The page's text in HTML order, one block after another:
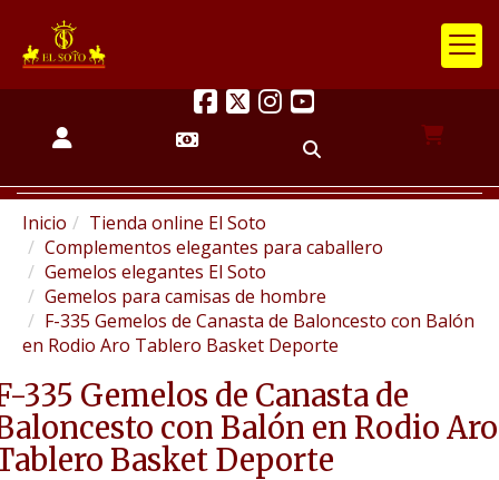
Inicio
Tienda online El Soto
Complementos elegantes para caballero
Gemelos elegantes El Soto
Gemelos para camisas de hombre
F-335 Gemelos de Canasta de Baloncesto con Balón
en Rodio Aro Tablero Basket Deporte
335 Gemelos de Canasta de
con Balón en Rodio Aro
Basket Deporte